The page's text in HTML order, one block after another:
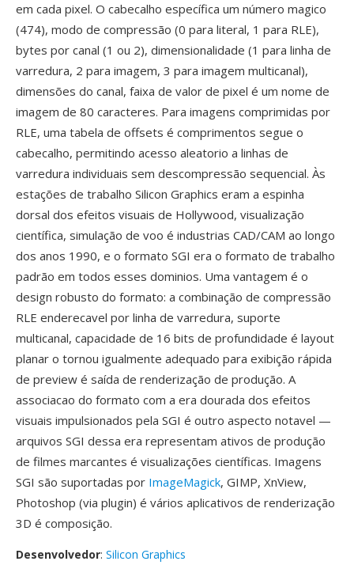
em cada pixel. O cabecalho específica um número magico
(474), modo de compressão (0 para literal, 1 para RLE),
bytes por canal (1 ou 2), dimensionalidade (1 para linha de
varredura, 2 para imagem, 3 para imagem multicanal),
dimensões do canal, faixa de valor de pixel é um nome de
imagem de 80 caracteres. Para imagens comprimidas por
RLE, uma tabela de offsets é comprimentos segue o
cabecalho, permitindo acesso aleatorio a linhas de
varredura individuais sem descompressão sequencial. Às
estações de trabalho Silicon Graphics eram a espinha
dorsal dos efeitos visuais de Hollywood, visualização
científica, simulação de voo é industrias CAD/CAM ao longo
dos anos 1990, e o formato SGI era o formato de trabalho
padrão em todos esses dominios. Uma vantagem é o
design robusto do formato: a combinação de compressão
RLE enderecavel por linha de varredura, suporte
multicanal, capacidade de 16 bits de profundidade é layout
planar o tornou igualmente adequado para exibição rápida
de preview é saída de renderização de produção. A
associacao do formato com a era dourada dos efeitos
visuais impulsionados pela SGI é outro aspecto notavel —
arquivos SGI dessa era representam ativos de produção
de filmes marcantes é visualizações científicas. Imagens
SGI são suportadas por ImageMagick, GIMP, XnView,
Photoshop (via plugin) é vários aplicativos de renderização
3D é composição.
Desenvolvedor: Silicon Graphics